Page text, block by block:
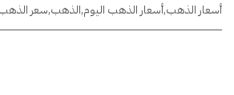
أسعار الذهب,أسعار الذهب اليوم,الذهب,سعر